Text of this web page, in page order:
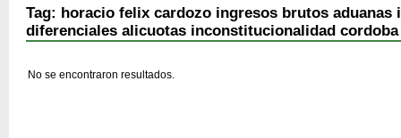
Tag: horacio felix cardozo ingresos brutos aduanas
diferenciales alicuotas inconstitucionalidad cordoba
No se encontraron resultados.